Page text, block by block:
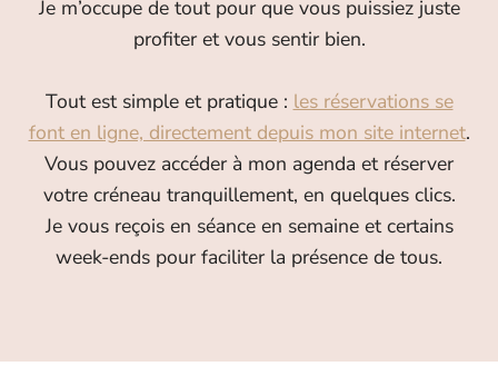
Je m’occupe de tout pour que vous puissiez juste
profiter et vous sentir bien.
Tout est simple et pratique : les réservations se
font en ligne, directement depuis mon site internet.
Vous pouvez accéder à mon agenda et réserver
votre créneau tranquillement, en quelques clics.
Je vous reçois en séance en semaine et certains
week-ends pour faciliter la présence de tous.